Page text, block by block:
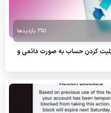
351 بازدیدها
کردن حساب به صورت دائمی و